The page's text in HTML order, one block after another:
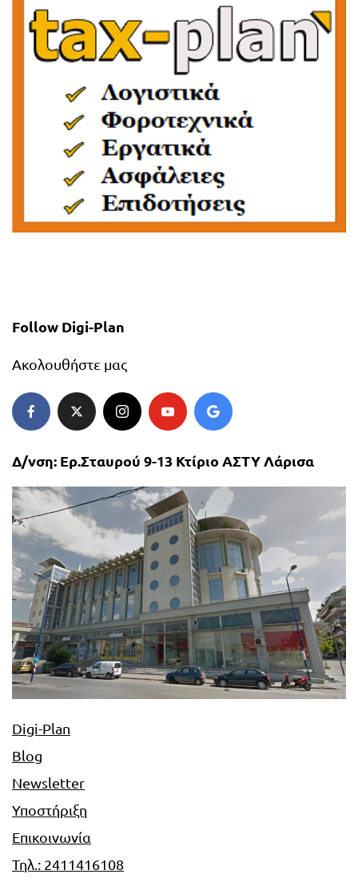
Follow Digi-Plan
Ακολουθήστε μας
Δ/νση: Ερ.Σταυρού 9-13 Κτίριο ΑΣΤΥ Λάρισα
Digi-Plan
Blog
Newsletter
Υποστήριξη
Επικοινωνία
Τηλ.: 2411416108